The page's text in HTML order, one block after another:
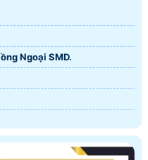
Ngoại SMD.